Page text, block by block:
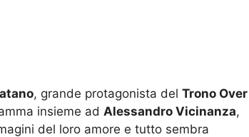
, grande protagonista del Trono Over
insieme ad Alessandro Vicinanza,
del loro amore e tutto sembra